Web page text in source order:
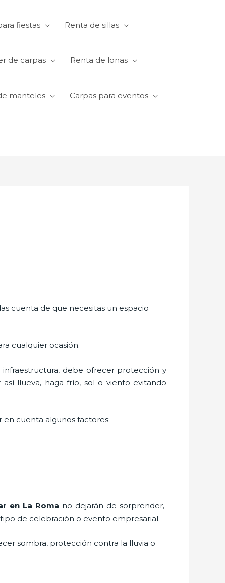
fiestas Renta de sillas
de carpas Renta de lonas
manteles Carpas para eventos
cuenta de que necesitas un espacio
cualquier ocasión.
debe ofrecer protección y
llueva, haga frío, sol o viento evitando
en cuenta algunos factores:
en La Roma no dejarán de sorprender,
de celebración o evento empresarial.
sombra, protección contra la lluvia o